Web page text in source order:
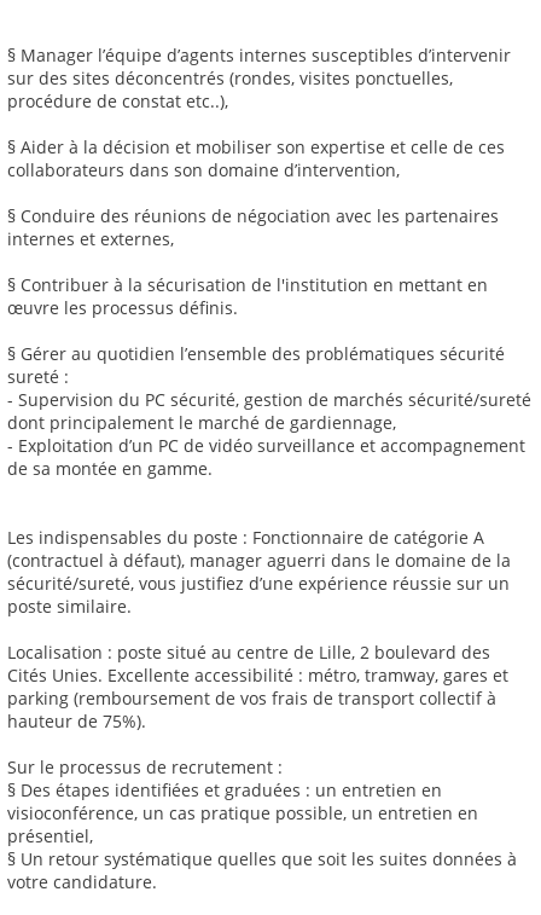
§ Manager l’équipe d’agents internes susceptibles d’intervenir
sur des sites déconcentrés (rondes, visites ponctuelles,
procédure de constat etc..),
§ Aider à la décision et mobiliser son expertise et celle de ces
collaborateurs dans son domaine d’intervention,
§ Conduire des réunions de négociation avec les partenaires
internes et externes,
§ Contribuer à la sécurisation de l'institution en mettant en
œuvre les processus définis.
§ Gérer au quotidien l’ensemble des problématiques sécurité
sureté :
- Supervision du PC sécurité, gestion de marchés sécurité/sureté
dont principalement le marché de gardiennage,
- Exploitation d’un PC de vidéo surveillance et accompagnement
de sa montée en gamme.
Les indispensables du poste : Fonctionnaire de catégorie A
(contractuel à défaut), manager aguerri dans le domaine de la
sécurité/sureté, vous justifiez d’une expérience réussie sur un
poste similaire.
Localisation : poste situé au centre de Lille, 2 boulevard des
Cités Unies. Excellente accessibilité : métro, tramway, gares et
parking (remboursement de vos frais de transport collectif à
hauteur de 75%).
Sur le processus de recrutement :
§ Des étapes identifiées et graduées : un entretien en
visioconférence, un cas pratique possible, un entretien en
présentiel,
§ Un retour systématique quelles que soit les suites données à
votre candidature.